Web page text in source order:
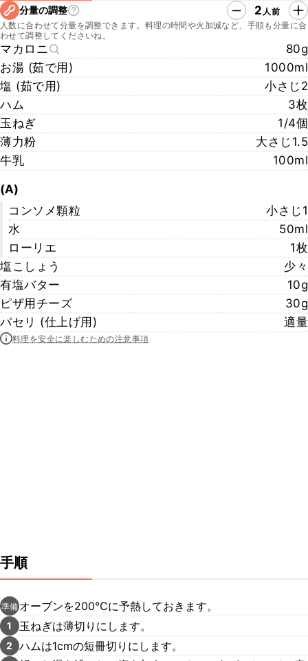
分量の調整 2 人前
人数に合わせて分量を調整できます。料理の時間や火加減など、手順も分量に合
わせて調整してくださいね。
マカロニ
80g
お湯 (茹で用)
1000ml
塩 (茹で用)
小さじ2
ハム
3枚
玉ねぎ
1/4個
薄力粉
大さじ1.5
牛乳
100ml
(A)
コンソメ顆粒
小さじ1
水
50ml
ローリエ
1枚
塩こしょう
少々
有塩バター
10g
ピザ用チーズ
30g
パセリ (仕上げ用)
適量
料理を安全に楽しむための注意事項
手順
準備 オーブンを200℃に予熱しておきます。
1 玉ねぎは薄切りにします。
2 ハムは1cmの短冊切りにします。